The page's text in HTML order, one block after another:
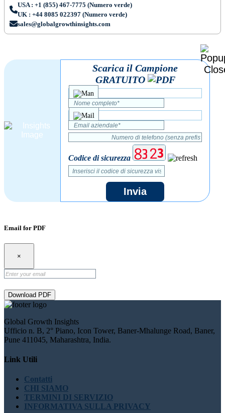
USA : +1 (855) 467-7775 (Numero verde)
UK : +44 8085 022397 (Numero verde)
sales@globalgrowthinsights.com
Scarica il Campione
GRATUITO
Codice di sicurezza
Invia
Email for PDF
×
Download PDF
Global Growth Insights
Ufficio n. B, 2° Piano, Icon Tower, Baner-Mhalunge Road, Baner,
Pune 411045, Maharashtra, India.
Link Utili
Contatti
CHI SIAMO
TERMINI DI SERVIZIO
INFORMATIVA SULLA PRIVACY